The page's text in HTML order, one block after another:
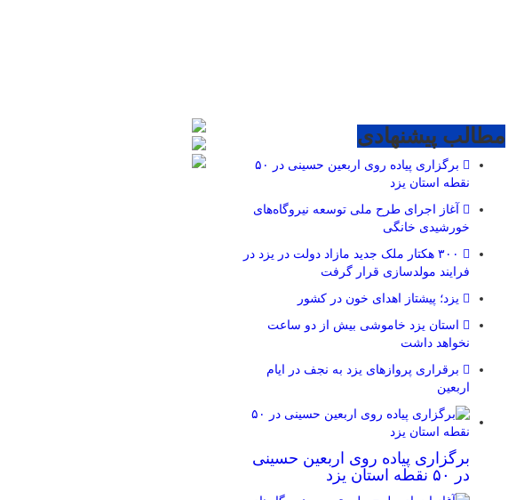
مطالب پیشنهادی
برگزاری پیاده روی اربعین حسینی در ۵۰
نقطه استان یزد
آغاز اجرای طرح ملی توسعه نیروگاه‌های
خورشیدی خانگی
۳۰۰ هکتار ملک جدید مازاد دولت در یزد در
فرایند مولدسازی قرار گرفت
یزد؛ پیشتاز اهدای خون در کشور
استان یزد خاموشی بیش از دو ساعت
نخواهد داشت
برقراری پرواز‌های یزد به نجف در ایام
اربعین
برگزاری پیاده روی اربعین حسینی
در ۵۰ نقطه استان یزد